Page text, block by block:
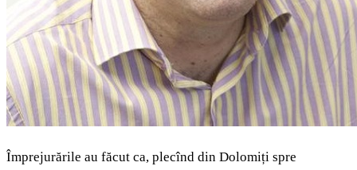
Împrejurările au făcut ca, plecînd din Dolomiți spre